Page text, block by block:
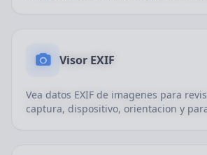
Visor EXIF
Vea datos EXIF de imagenes para
captura, dispositivo, orientacion y